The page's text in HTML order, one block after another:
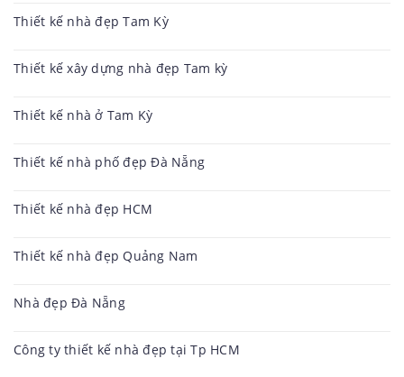
Thiết kế nhà đẹp Tam Kỳ
Thiết kế xây dựng nhà đẹp Tam kỳ
Thiết kế nhà ở Tam Kỳ
Thiết kế nhà phố đẹp Đà Nẵng
Thiết kế nhà đẹp HCM
Thiết kế nhà đẹp Quảng Nam
Nhà đẹp Đà Nẵng
Công ty thiết kế nhà đẹp tại Tp HCM